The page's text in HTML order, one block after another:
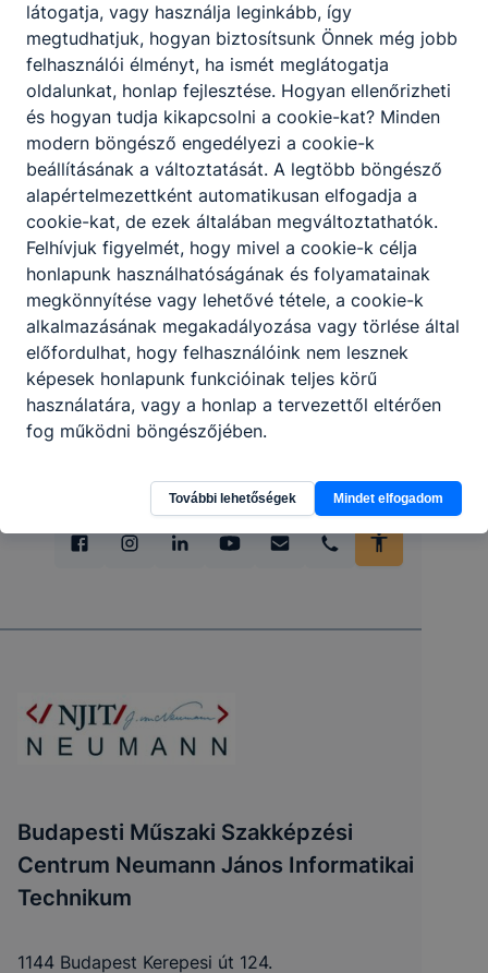
Partnereink
Budapesti Műszaki Szakképzési
Centrum Neumann János Informatikai
Technikum
1144 Budapest Kerepesi út 124.
látogatja, vagy használja leginkább, így
megtudhatjuk, hogyan biztosítsunk Önnek még jobb
felhasználói élményt, ha ismét meglátogatja
oldalunkat, honlap fejlesztése. Hogyan ellenőrizheti
és hogyan tudja kikapcsolni a cookie-kat? Minden
modern böngésző engedélyezi a cookie-k
beállításának a változtatását. A legtöbb böngésző
alapértelmezettként automatikusan elfogadja a
cookie-kat, de ezek általában megváltoztathatók.
Felhívjuk figyelmét, hogy mivel a cookie-k célja
honlapunk használhatóságának és folyamatainak
megkönnyítése vagy lehetővé tétele, a cookie-k
alkalmazásának megakadályozása vagy törlése által
előfordulhat, hogy felhasználóink nem lesznek
képesek honlapunk funkcióinak teljes körű
használatára, vagy a honlap a tervezettől eltérően
fog működni böngészőjében.
További lehetőségek Mindet elfogadom